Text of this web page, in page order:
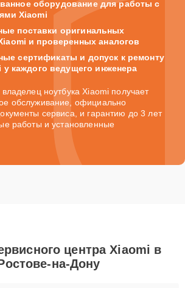
оборудование для работы с
Xiaomi
поставки оригинальных
и проверенных аналогов
сертификаты и допуск к ремонту
у каждого ведущего инженера
ноутбука Xiaomi получает
обслуживание, официально
сервиса, и гарантию до 3 лет
работы и установленные
центра Xiaomi в
на-Дону